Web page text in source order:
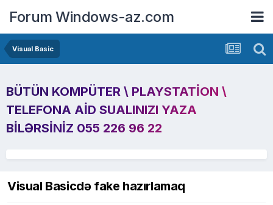
Forum Windows-az.com
Visual Basic
BÜTÜN KOMPÜTER \ PLAYSTATION \
TELEFONA AID SUALINIZI YAZA
BILƏRSINIZ 055 226 96 22
Visual Basicdə fake hazırlamaq